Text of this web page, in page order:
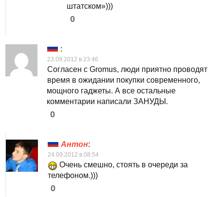
штатском»)))
0
:
23.09.2012 в 23:46
Согласен с Gromus, люди приятно проводят
время в ожидании покупки современного,
мощного гаджеты. А все остальные
комментарии написали ЗАНУДЫ.
0
Антон:
24.09.2012 в 08:54
Очень смешно, стоять в очереди за
телефоном.)))
0